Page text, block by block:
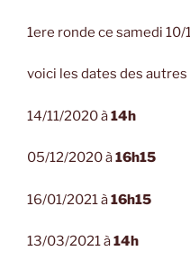
1ere ronde ce samedi
voici les dates des
14/11/2020 à14h
05/12/2020 à16h15
16/01/2021 à16h15
13/03/2021 à14h